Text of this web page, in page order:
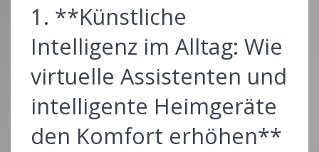
1. **Künstliche
Intelligenz im Alltag: Wie
virtuelle Assistenten und
intelligente Heimgeräte
den Komfort erhöhen**